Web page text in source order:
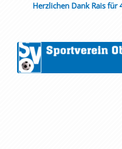
Herzlichen Dank Rais für